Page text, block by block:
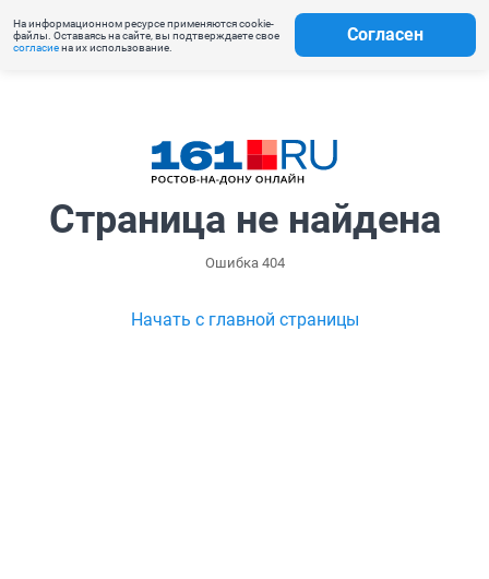
На информационном ресурсе применяются cookie-
файлы. Оставаясь на сайте, вы подтверждаете свое
согласиена их использование.
Согласен
Страница не найдена
Ошибка 404
Начать с главной страницы